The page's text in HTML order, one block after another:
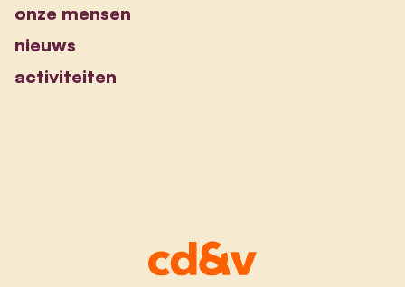
onze mensen
nieuws
activiteiten